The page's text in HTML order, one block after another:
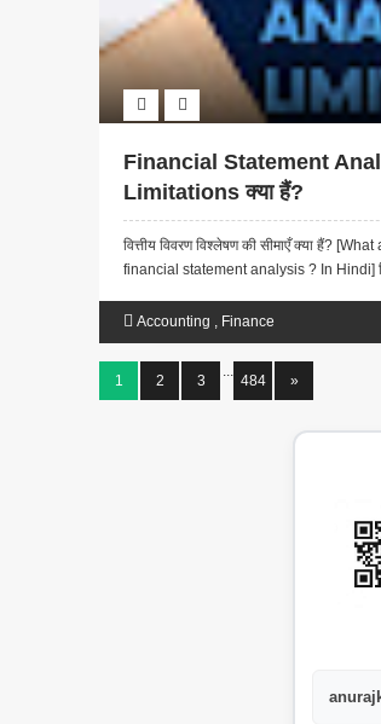
Financial Statement
Limitations क्या हैं?
वित्तीय विवरण विश्लेषण की सीमाएँ क्या हैं?
financial statement analysis ? In Hindi]
Accounting , Finance
1 2 3
...
484 »